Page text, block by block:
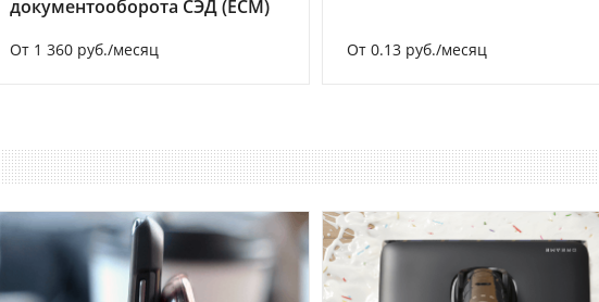
документооборота СЭД (ECM)
От 1 360 руб./месяц От 0.13 руб./месяц